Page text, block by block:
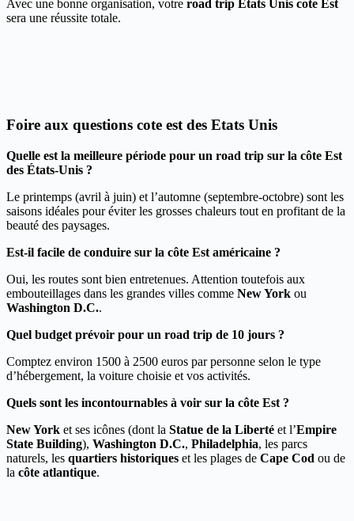
Avec une bonne organisation, votre road trip Etats Unis cote Est
sera une réussite totale.
Foire aux questions cote est des Etats Unis
Quelle est la meilleure période pour un road trip sur la côte Est
des États-Unis ?
Le printemps (avril à juin) et l’automne (septembre-octobre) sont les
saisons idéales pour éviter les grosses chaleurs tout en profitant de la
beauté des paysages.
Est-il facile de conduire sur la côte Est américaine ?
Oui, les routes sont bien entretenues. Attention toutefois aux
embouteillages dans les grandes villes comme New York ou
Washington D.C..
Quel budget prévoir pour un road trip de 10 jours ?
Comptez environ 1500 à 2500 euros par personne selon le type
d’hébergement, la voiture choisie et vos activités.
Quels sont les incontournables à voir sur la côte Est ?
New York et ses icônes (dont la Statue de la Liberté et l’Empire
State Building), Washington D.C., Philadelphia, les parcs
naturels, les quartiers historiques et les plages de Cape Cod ou de
la côte atlantique.